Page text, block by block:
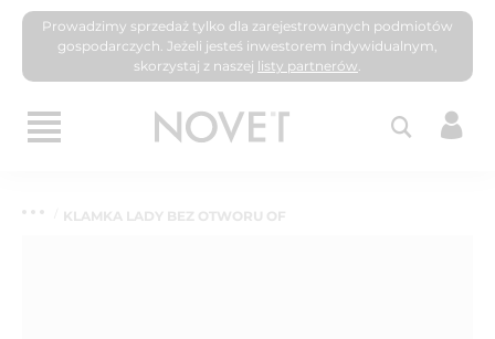
Prowadzimy sprzedaż tylko dla zarejestrowanych podmiotów
gospodarczych. Jeżeli jesteś inwestorem indywidualnym,
skorzystaj z naszej listy partnerów.
KLAMKA LADY BEZ OTWORU OF